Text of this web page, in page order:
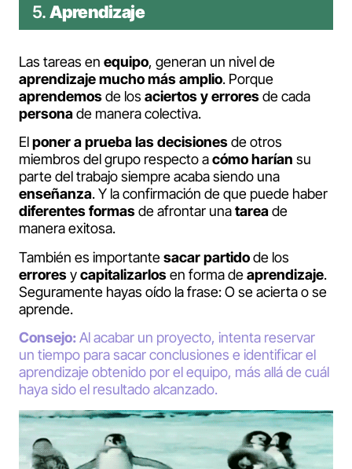
5.Aprendizaje
Las tareas en equipo, generan un nivel de
aprendizaje mucho más amplio. Porque
aprendemosde los aciertos y erroresde cada
personade manera colectiva.
Elponer a prueba las decisionesde otros
miembros del grupo respecto acómo harían su
parte del trabajo siempre acaba siendo una
enseñanza. Y la confirmación de que puede haber
diferentes formasde afrontar unatareade
manera exitosa.
También es importantesacar partidode los
erroresycapitalizarlosen forma deaprendizaje.
Seguramente hayas oído la frase: O se acierta o se
aprende.
Consejo:Al acabar un proyecto, intenta reservar
un tiempo para sacar conclusiones e identificar el
aprendizaje obtenido por el equipo, más allá de cuál
haya sido el resultado alcanzado.